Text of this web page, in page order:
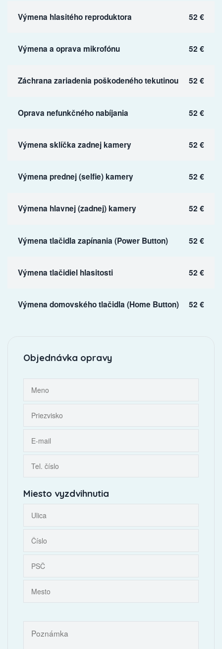
Výmena hlasitého reproduktora 52 €
Výmena a oprava mikrofónu 52 €
Záchrana zariadenia poškodeného tekutinou 52 €
Oprava nefunkčného nabíjania 52 €
Výmena sklíčka zadnej kamery 52 €
Výmena prednej (selfie) kamery 52 €
Výmena hlavnej (zadnej) kamery 52 €
Výmena tlačidla zapínania (Power Button) 52 €
Výmena tlačidiel hlasitosti 52 €
Výmena domovského tlačidla (Home Button) 52 €
Objednávka opravy
Miesto vyzdvihnutia